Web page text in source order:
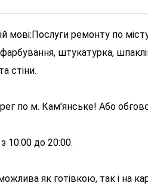
мові:Послуги ремонту по
штукатурка,
стіни.
по м. Кам'янське! Або
10:00 до 20:00.
як готівкою, так і на